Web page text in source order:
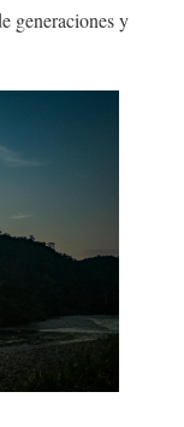
generaciones y